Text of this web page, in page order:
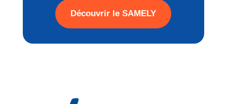
Découvrir le SAMELY